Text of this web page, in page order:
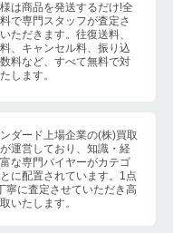
は商品を発送するだけ!全
で専門スタッフが査定さ
ただきます。往復送料、
、キャンセル料、振り込
料など、すべて無料で対
します。
ダード上場企業の(株)買取
運営しており、知識・経
な専門バイヤーがカテゴ
とに配置されています。1点
寧に査定させていただき高
いたします。